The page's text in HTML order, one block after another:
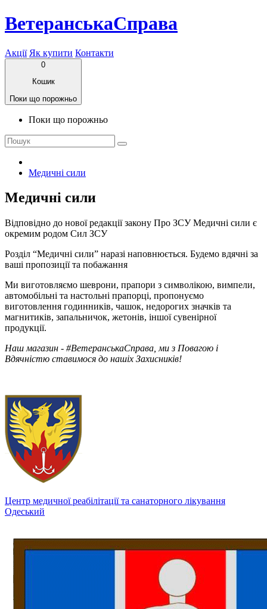
ВетеранськаСправа
Акції Як купити Контакти
0
Кошик
Поки що порожньо
Поки що порожньо
Медичні сили
Медичні сили
Відповідно до нової редакції закону Про ЗСУ Медичні сили є
окремим родом Сил ЗСУ
Розділ “Медичні сили” наразі наповнюється. Будемо вдячні за
ваші пропозиції та побажання
Ми виготовляємо шеврони, прапори з символікою, вимпели,
автомобільні та настольні прапорці, пропонуємо
виготовлення годинників, чашок, недорогих значків та
магнитиків, запальничок, жетонів, іншої сувенірної
продукції.
Наш магазин - #ВетеранськаСправа, ми з Повагою і
Вдячністю ставимося до нашіх Захисників!​
Центр медичної реабілітації та санаторного лікування
Одеський